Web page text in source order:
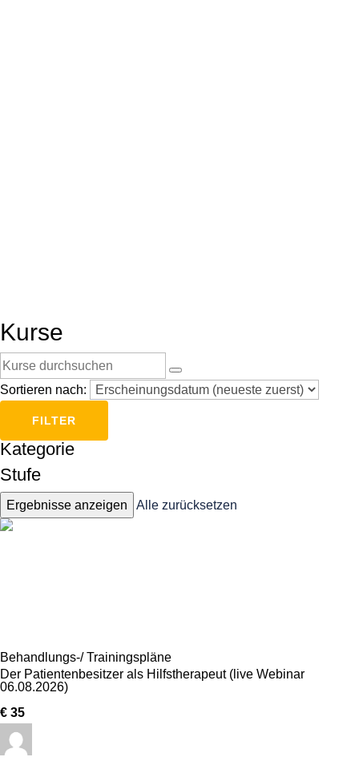
Kurse
Sortieren nach:
FILTER
Kategorie
Stufe
Alle zurücksetzen
Behandlungs-/ Trainingspläne
Der Patientenbesitzer als Hilfstherapeut (live Webinar
06.08.2026)
€ 35